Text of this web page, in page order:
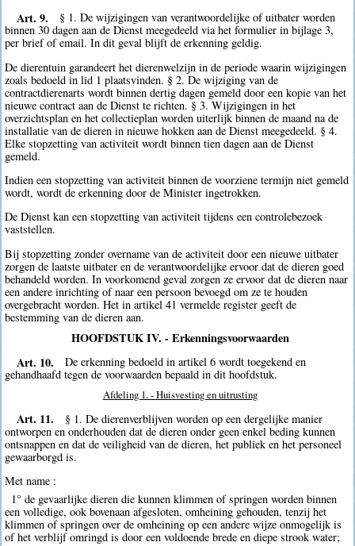
Art. 9.
§ 1. De wijzigingen van verantwoordelijke of uitbater worden
binnen 30 dagen aan de Dienst meegedeeld via het formulier in bijlage 3,
per brief of email. In dit geval blijft de erkenning geldig.
De dierentuin garandeert het dierenwelzijn in de periode waarin wijzigingen
zoals bedoeld in lid 1 plaatsvinden. § 2. De wijziging van de
contractdierenarts wordt binnen dertig dagen gemeld door een kopie van het
nieuwe contract aan de Dienst te richten. § 3. Wijzigingen in het
overzichtsplan en het collectieplan worden uiterlijk binnen de maand na de
installatie van de dieren in nieuwe hokken aan de Dienst meegedeeld. § 4.
Elke stopzetting van activiteit wordt binnen tien dagen aan de Dienst
gemeld.
Indien een stopzetting van activiteit binnen de voorziene termijn niet gemeld
wordt, wordt de erkenning door de Minister ingetrokken.
De Dienst kan een stopzetting van activiteit tijdens een controlebezoek
vaststellen.
Bij stopzetting zonder overname van de activiteit door een nieuwe uitbater
zorgen de laatste uitbater en de verantwoordelijke ervoor dat de dieren goed
behandeld worden. In voorkomend geval zorgen ze ervoor dat de dieren naar
een andere inrichting of naar een persoon bevoegd om ze te houden
overgebracht worden. Het in artikel 41 vermelde register geeft de
bestemming van de dieren aan.
HOOFDSTUK IV. - Erkenningsvoorwaarden
Art. 10.
De erkenning bedoeld in artikel 6 wordt toegekend en
gehandhaafd tegen de voorwaarden bepaald in dit hoofdstuk.
Afdeling 1. - Huisvesting en uitrusting
Art. 11.
§ 1. De dierenverblijven worden op een dergelijke manier
ontworpen en onderhouden dat de dieren onder geen enkel beding kunnen
ontsnappen en dat de veiligheid van de dieren, het publiek en het personeel
gewaarborgd is.
Met name :
1° de gevaarlijke dieren die kunnen klimmen of springen worden binnen
een volledige, ook bovenaan afgesloten, omheining gehouden, tenzij het
klimmen of springen over de omheining op een andere wijze onmogelijk is
of het verblijf omringd is door een voldoende brede en diepe strook water;